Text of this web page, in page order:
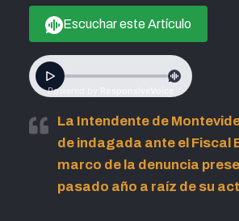
Escuchar este Artículo
La Intendente de
de indagada ante el Fiscal
marco de la denuncia
pasado año a raíz de su